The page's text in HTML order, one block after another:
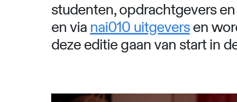
studenten, opdrachtgevers
en via nai010 uitgeversen
deze editie gaan van start in